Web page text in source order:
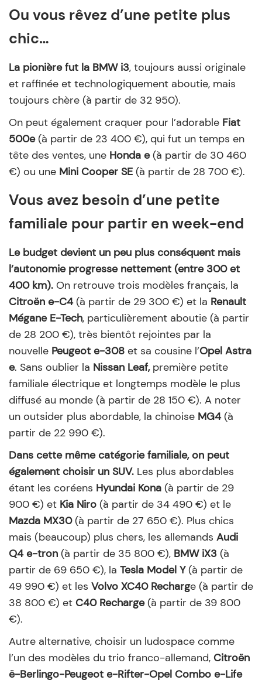
Ou vous rêvez d’une petite plus
chic…
La pionière fut la BMW i3, toujours aussi originale
et raffinée et technologiquement aboutie, mais
toujours chère (à partir de 32 950).
On peut également craquer pour l’adorable Fiat
500e(à partir de 23 400 €), qui fut un temps en
tête des ventes, une Honda e(à partir de 30 460
€) ou une Mini Cooper SE (à partir de 28 700 €).
Vous avez besoin d’une petite
familiale pour partir en week-end
Le budget devient un peu plus conséquent mais
l’autonomie progresse nettement (entre 300 et
400 km). On retrouve trois modèles français, la
Citroën e-C4(à partir de 29 300 €) et la Renault
Mégane E-Tech, particulièrement aboutie (à partir
de 28 200 €), très bientôt rejointes par la
nouvelle Peugeot e-308 et sa cousine l’Opel Astra
e. Sans oublier la Nissan Leaf,première petite
familiale électrique et longtemps modèle le plus
diffusé au monde (à partir de 28 150 €). A noter
un outsider plus abordable, la chinoise MG4(à
partir de 22 990 €).
Dans cette même catégorie familiale, on peut
également choisir un SUV. Les plus abordables
étant les coréens Hyundai Kona (à partir de 29
900 €) et Kia Niro (à partir de 34 490 €) et le
Mazda MX30(à partir de 27 650 €). Plus chics
mais (beaucoup) plus chers, les allemands Audi
Q4 e-tron (à partir de 35 800 €), BMW iX3 (à
partir de 69 650 €), la Tesla Model Y(à partir de
49 990 €) et les Volvo XC40 Recharge (à partir de
38 800 €) et C40 Recharge(à partir de 39 800
€).
Autre alternative, choisir un ludospace comme
l’un des modèles du trio franco-allemand, Citroën
ë-Berlingo-Peugeot e-Rifter-Opel Combo e-Life